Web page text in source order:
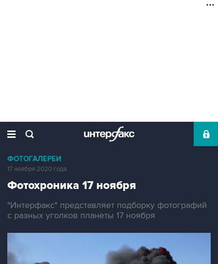
ФОТОГАЛЕРЕИ
17 ноября 2020 года
Фотохроника 17 ноября
"Интерфакс" представляет подборку фотографий
с разных уголков планеты 17 ноября